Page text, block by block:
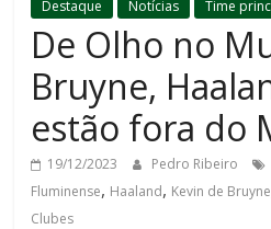
Destaque Notícias Time
De Olho no
Bruyne,
estão fora do
19/12/2023 Pedro Ribeiro
Fluminense, Haaland, Kevin de Bruyne
Clubes